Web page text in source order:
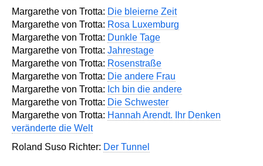
Margarethe von Trotta: Die bleierne Zeit
Margarethe von Trotta: Rosa Luxemburg
Margarethe von Trotta: Dunkle Tage
Margarethe von Trotta: Jahrestage
Margarethe von Trotta: Rosenstraße
Margarethe von Trotta: Die andere Frau
Margarethe von Trotta: Ich bin die andere
Margarethe von Trotta: Die Schwester
Margarethe von Trotta: Hannah Arendt. Ihr Denken
veränderte die Welt
Roland Suso Richter: Der Tunnel